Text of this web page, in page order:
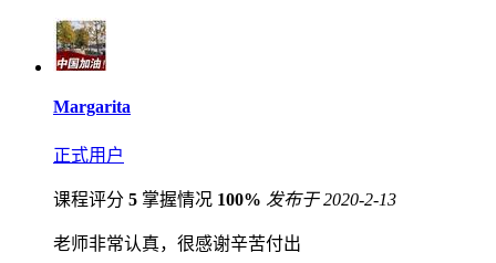
Margarita
正式用户
课程评分 5 掌握情况 100% 发布于 2020-2-13
老师非常认真，很感谢辛苦付出